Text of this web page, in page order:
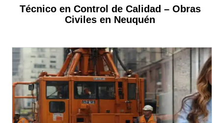
Técnico en Control de Calidad – Obras
Civiles en Neuquén